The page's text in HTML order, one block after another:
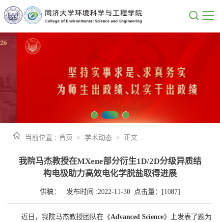
当前位置 : 首页 > 学术动态 > 正文
我院马杰教授在MXene部分衍生1D/2D分级异质结
构电极助力高效电化学脱盐取得进展
供稿： 发布时间 :2022-11-30 点击量：[1087]
近日，我院马杰教授团队在《Advanced Science》上发表了题为